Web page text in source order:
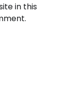
in this